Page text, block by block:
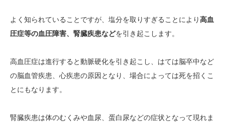
よく知られていることですが、塩分を取りすぎることにより高血
圧症等の血圧障害、腎臓疾患などを引き起こします。
高血圧症は進行すると動脈硬化を引き起こし、はては脳卒中など
の脳血管疾患、心疾患の原因となり、場合によっては死を招くこ
とにもなります。
腎臓疾患は体のむくみや血尿、蛋白尿などの症状となって現れま